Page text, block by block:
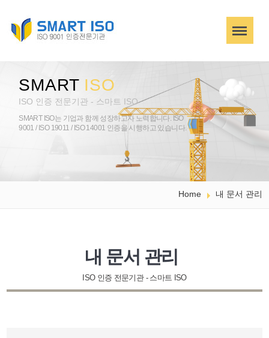
SMART ISO
ISO 인증 전문기관 - 스마트 ISO
SMART ISO는 기업과 함께 성장하고자 노력합니다. ISO
9001 / ISO 19011 / ISO 14001 인증을 시행하고 있습니다.
Home 내 문서 관리
내 문서 관리
ISO 인증 전문기관 - 스마트 ISO